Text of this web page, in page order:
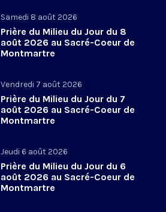
Samedi 8 août 2026
Prière du Milieu du Jour du 8
août 2026 au Sacré-Coeur de
Montmartre
Vendredi 7 août 2026
Prière du Milieu du Jour du 7
août 2026 au Sacré-Coeur de
Montmartre
Jeudi 6 août 2026
Prière du Milieu du Jour du 6
août 2026 au Sacré-Coeur de
Montmartre